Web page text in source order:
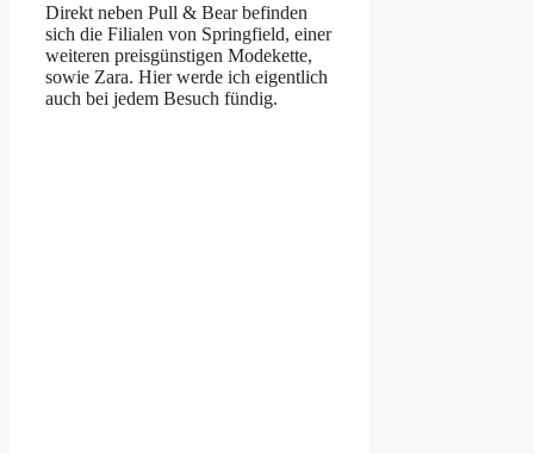
Direkt neben Pull & Bear befinden
sich die Filialen von Springfield, einer
weiteren preisgünstigen Modekette,
sowie Zara. Hier werde ich eigentlich
auch bei jedem Besuch fündig.